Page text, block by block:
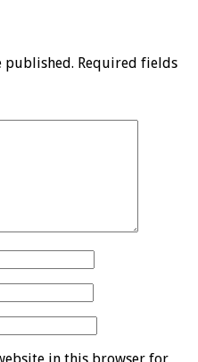
published. Required fields
in this browser for